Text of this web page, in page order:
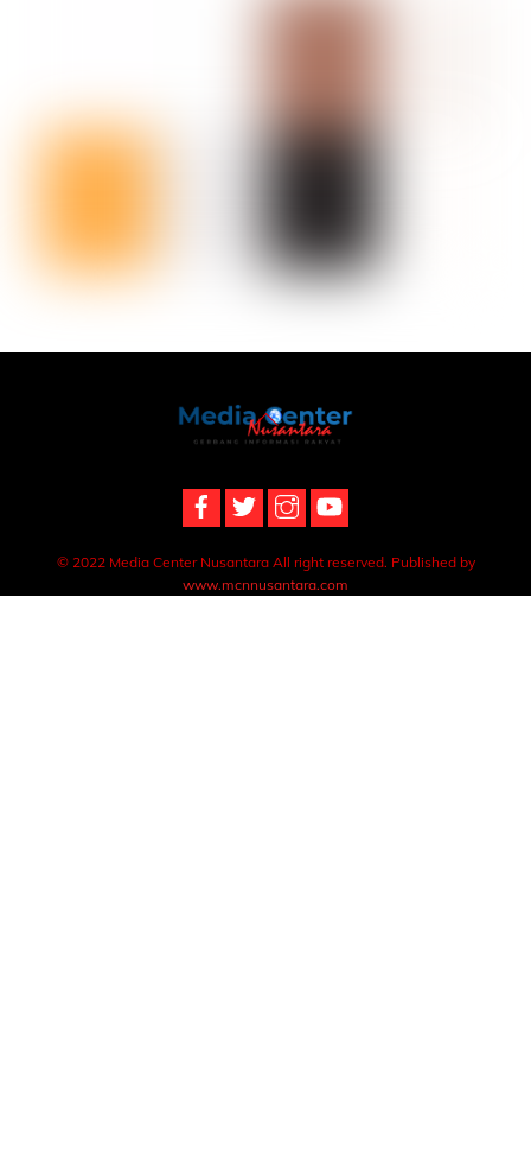
Back
To
© 2022 Media Center Nusantara All right reserved. Published by
www.mcnnusantara.com